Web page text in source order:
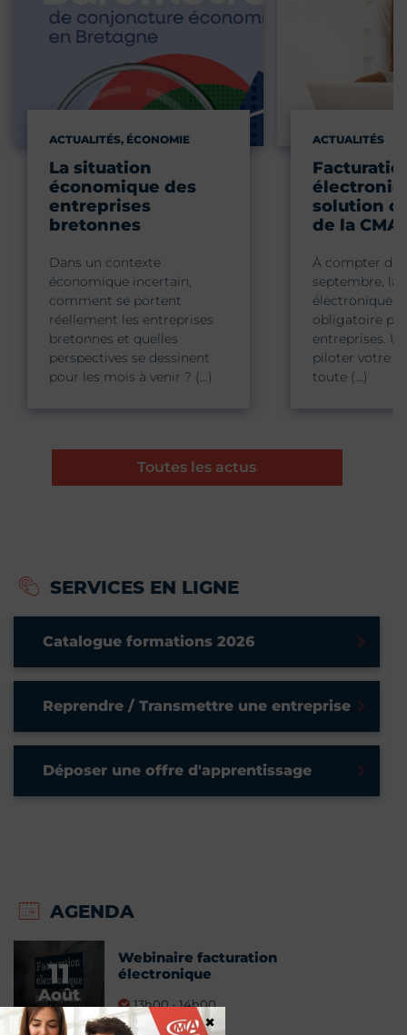
ACTUALITÉS, ÉCONOMIE
La situation
économique des
entreprises
bretonnes
Dans un contexte
économique incertain,
comment se portent
réellement les entreprises
bretonnes et quelles
perspectives se dessinent
pour les mois à venir ? (…)
ACTUALITÉS
solution
de la
À compter du
septembre, la
électronique
obligatoire
entreprises.
piloter votre
toute (…)
Toutes les actus
SERVICES EN LIGNE
Catalogue formations 2026
Reprendre / Transmettre une entreprise
Déposer une offre d'apprentissage
AGENDA
11
Août
Webinaire facturation
électronique
13h00 - 14h00
×